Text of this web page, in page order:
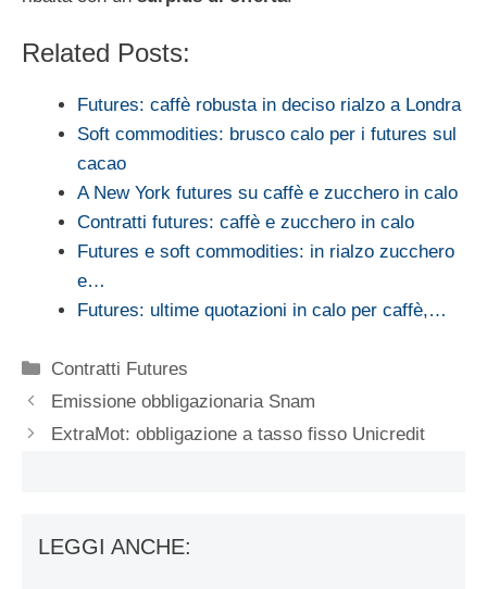
Related Posts:
Futures: caffè robusta in deciso rialzo a Londra
Soft commodities: brusco calo per i futures sul
cacao
A New York futures su caffè e zucchero in calo
Contratti futures: caffè e zucchero in calo
Futures e soft commodities: in rialzo zucchero
e…
Futures: ultime quotazioni in calo per caffè,…
Categorie
Contratti Futures
Emissione obbligazionaria Snam
ExtraMot: obbligazione a tasso fisso Unicredit
LEGGI ANCHE: